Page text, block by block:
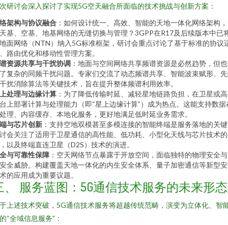
研讨会深入探讨了实现5G空天融合所面临的技术挑战与创新方案：
架构与协议融合 ：如何设计统一、高效、智能的天地一体化网络架构
基、空基、地基网络的无缝切换与管理？3GPP在R17及后续版本中已
面网络（NTN）纳入5G标准框架，研讨会重点讨论了基于标准的协议
路由优化和移动性管理方案。
资源共享与干扰协调 ：地面与空间网络共享频谱资源是必然趋势，但
复杂的同频干扰问题。专家们交流了动态频谱共享、智能波束赋形、
扰消除算法等关键技术，旨在提升整体频谱利用效率。
处理与边缘计算 ：为了降低传输时延、减轻星地链路负担，在卫星或
上部署计算与处理能力（即“星上边缘计算”）成为热点。这能支持数据
理、内容缓存、本地化服务，更好地满足低时延业务需求。
与芯片创新 ：支持空地双模甚至多模连接的智能终端是服务落地的关
会关注了适用于卫星通信的高性能、低功耗、小型化天线与芯片技术
以及终端直连卫星（D2S）技术的演进。
与可靠性保障 ：空天网络节点暴露于开放空间，面临独特的物理安全
全威胁。构建覆盖天地一体化的内生安全体系、量子加密通信等新型
的应用成为重要议题。
、 服务蓝图：5G通信技术服务的未来形态
上述技术突破，5G通信技术服务将超越传统范畴，演变为立体化、智
“全域信息服务”：